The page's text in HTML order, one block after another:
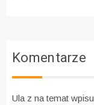
Komentarze
Ula z na temat wpisu